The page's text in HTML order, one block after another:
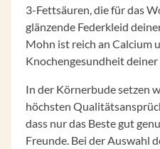
3-Fettsäuren, die für das
glänzende Federkleid
Mohn ist reich an Calcium
Knochengesundheit deiner
In der Körnerbude setzen
höchsten
dass nur das Beste gut
Freunde. Bei der Auswahl